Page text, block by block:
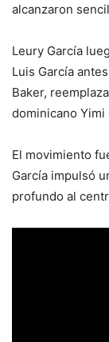
alcanzaron
Leury García
Luis García
Baker,
dominicano Yimi
El movimiento
García impulsó
profundo al